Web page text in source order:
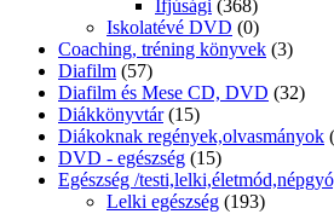
Ifjúsági (368)
Iskolatévé DVD (0)
Coaching, tréning könyvek (3)
Diafilm (57)
Diafilm és Mese CD, DVD (32)
Diákkönyvtár (15)
Diákoknak regények,olvasmányok
DVD - egészség (15)
Egészség /
Lelki egészség (193)